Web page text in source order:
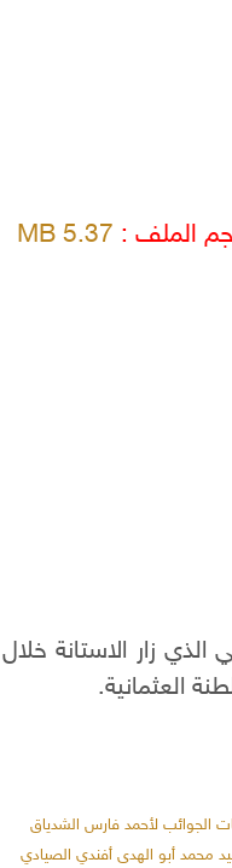
الملف : 5.37 MB
الذي زار الاستانة
العثمانية.
الجوائب لأحمد فارس الشدياق
محمد أبو الهدى أفندي الصيادي